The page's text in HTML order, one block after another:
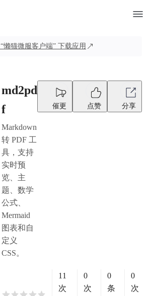
“懒猫微服客户端” 下载应用
md2pd
f
Markdown
转 PDF 工
具，支持
实时预
览、主
题、数学
公式、
Mermaid
图表和自
定义
CSS。
催更 点赞 分享
11
次
0
次
0
条
0
次